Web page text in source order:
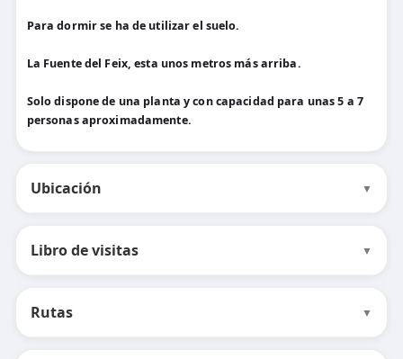
Para dormir se ha de utilizar el suelo.
La Fuente del Feix, esta unos metros más arriba.
Solo dispone de una planta y con capacidad para unas 5 a 7
personas aproximadamente.
Ubicación ▼
Libro de visitas ▼
Rutas ▼